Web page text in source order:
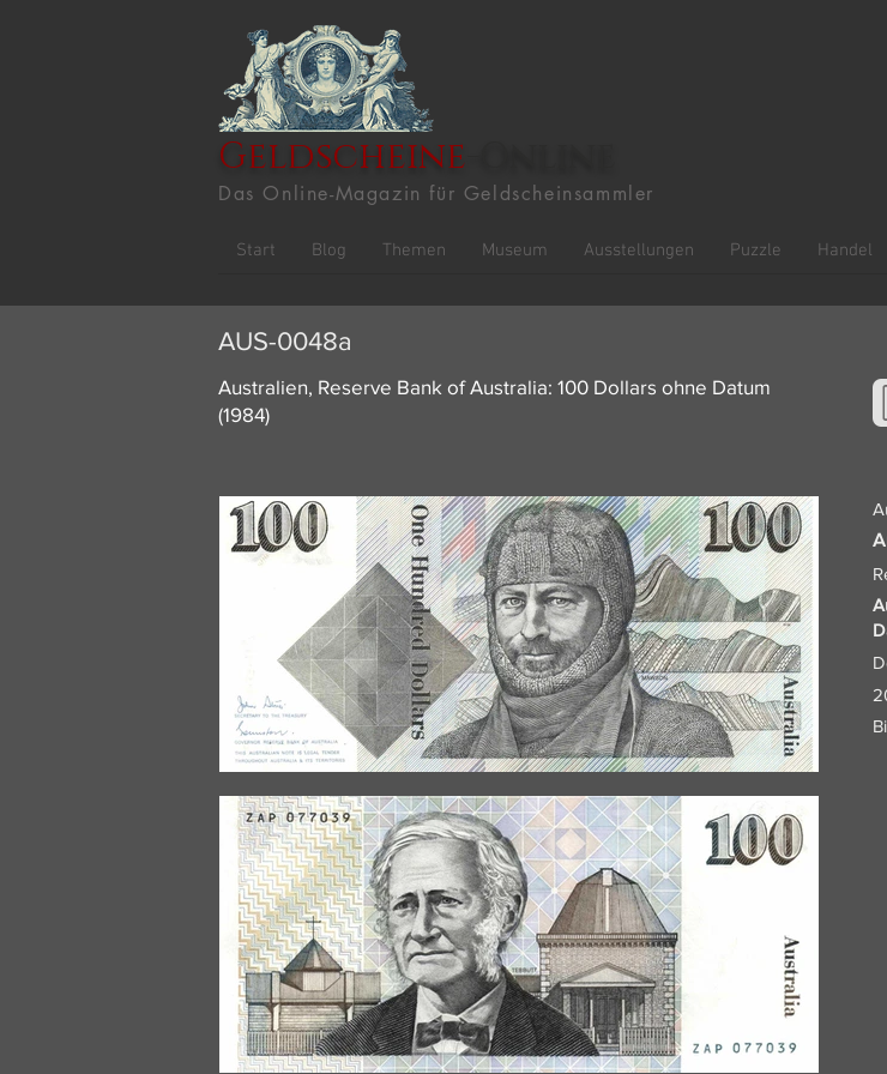
Geldscheine
Das Online-Magazin für Geldscheinsammler
Start Blog Themen Museum Ausstellungen Puzzle Handel
AUS-0048a
Australien, Reserve Bank of Australia: 100 Dollars ohne Datum
(1984)